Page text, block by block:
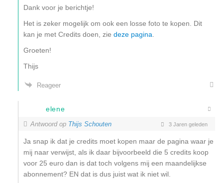
Dank voor je berichtje!
Het is zeker mogelijk om ook een losse foto te kopen. Dit
kan je met Credits doen, zie deze pagina
Groeten!
Thijs
Reageer
elene
Antwoord op Thijs Schouten 3 Jaren geleden
Ja snap ik dat je credits moet kopen maar de pagina waar je
mij naar verwijst, als ik daar bijvoorbeeld die 5 credits koop
voor 25 euro dan is dat toch volgens mij een maandelijkse
abonnement? EN dat is dus juist wat ik niet wil.